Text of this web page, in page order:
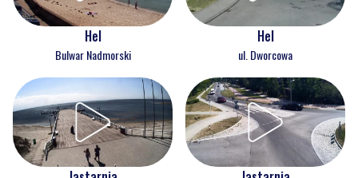
Hel
Bulwar Nadmorski
Hel
ul. Dworcowa